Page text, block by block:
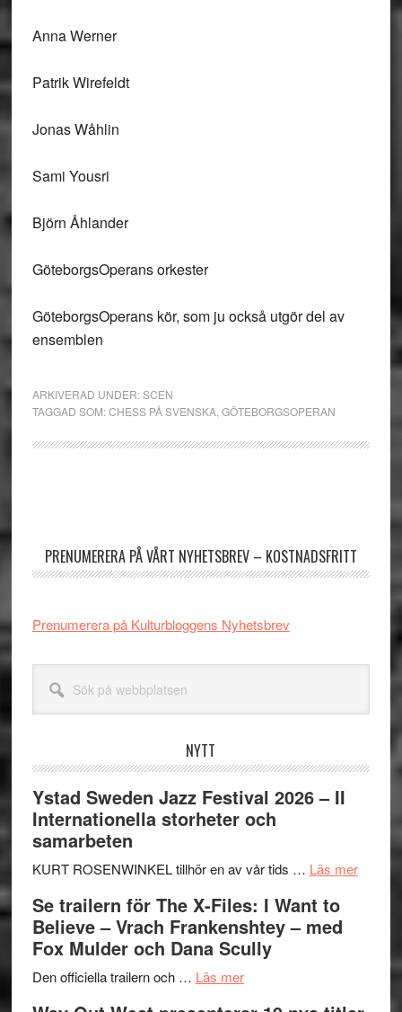
Anna Werner
Patrik Wirefeldt
Jonas Wåhlin
Sami Yousri
Björn Åhlander
GöteborgsOperans orkester
GöteborgsOperans kör, som ju också utgör del av
ensemblen
ARKIVERAD UNDER:SCEN
TAGGAD SOM:CHESS PÅ SVENSKA, GÖTEBORGSOPERAN
PRENUMERERA PÅ VÅRT NYHETSBREV – KOSTNADSFRITT
Prenumerera på Kulturbloggens Nyhetsbrev
webbplatsen
NYTT
Ystad Sweden Jazz Festival 2026 – II
Internationella storheter och
samarbeten
KURT ROSENWINKEL tillhör en av vår tids … Läs merom
Se trailern för The X-Files: I Want to
Believe – Vrach Frankenshtey – med
Fox Mulder och Dana Scully
Den officiella trailern och … Läs merom